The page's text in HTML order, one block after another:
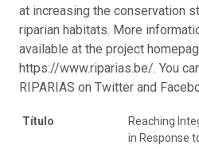
at increasing the conservation
riparian habitats. More
available at the project
https://www.riparias.be/. You
RIPARIAS on Twitter and
Título
Reaching
in Response